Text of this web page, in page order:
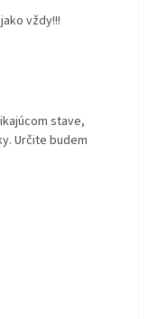
vždy!!!
stave,
Určite budem